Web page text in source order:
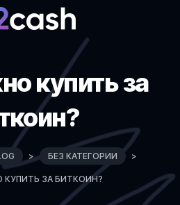
купить за
> БЕЗ КАТЕГОРИИ >
ЗА БИТКОИН?